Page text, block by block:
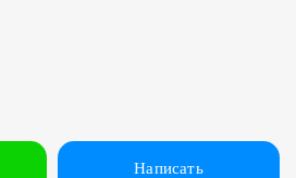
Написать